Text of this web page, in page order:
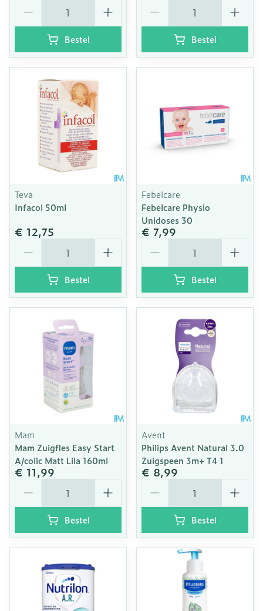
Bestel Bestel
Teva
Infacol 50ml
€ 12,75
Bestel
Febelcare
Febelcare Physio
Unidoses 30
€ 7,99
Bestel
Mam
Mam Zuigfles Easy Start
A/colic Matt Lila 160ml
€ 11,99
Bestel
Avent
Philips Avent Natural 3.0
Zuigspeen 3m+ T4 1
€ 8,99
Bestel